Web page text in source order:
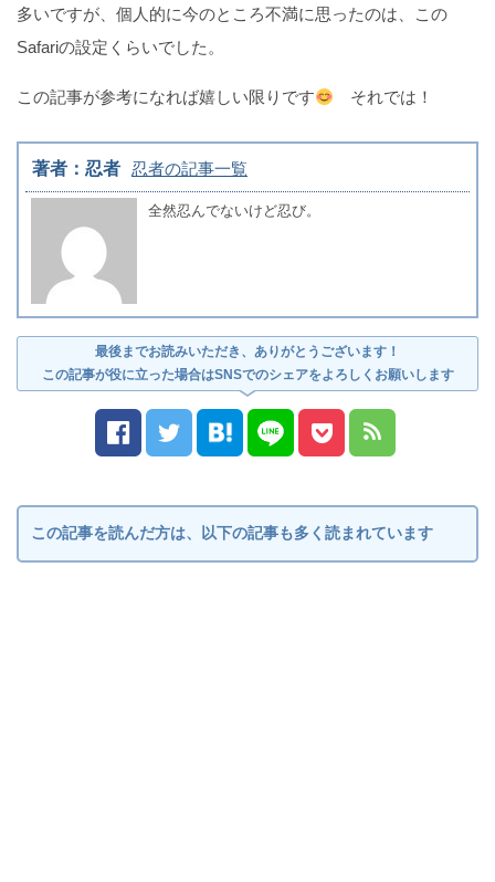
多いですが、個人的に今のところ不満に思ったのは、この
Safariの設定くらいでした。
この記事が参考になれば嬉しい限りです それでは！
著者：忍者 忍者の記事一覧
全然忍んでないけど忍び。
最後までお読みいただき、ありがとうございます！
この記事が役に立った場合はSNSでのシェアをよろしくお願いします
この記事を読んだ方は、以下の記事も多く読まれています